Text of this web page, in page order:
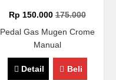
Rp 150.000175.000
Pedal Gas Mugen Crome
Manual
Detail Beli